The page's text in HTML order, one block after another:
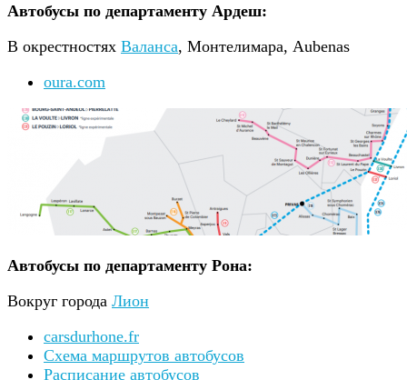
Автобусы по департаменту Ардеш:
В окрестностях Валанса, Монтелимара, Aubenas
oura.com
Автобусы по департаменту Рона:
Вокруг города Лион
carsdurhone.fr
Схема маршрутов автобусов
Расписание автобусов